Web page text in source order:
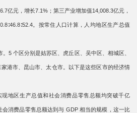
亿元，增长7.1%；第三产业增加值14,008.3亿元，
。按常住人口计算，人均地区生产总值
5 个区分别是姑苏区、虎丘区、吴中区、相城区、
港市、昆山市、太仓市。以下是这些区市的经济情
地区生产总值和社会消费品零售总额均突破千亿
消费品零售总额达到与 GDP 相当的规模，这一比